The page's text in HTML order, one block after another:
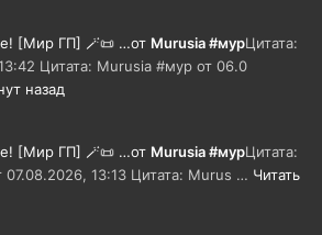
[Мир ГП] 🪄📜 …от Murusia #мурЦитата:
Цитата: Murusia #мур от 06.0
назад
[Мир ГП] 🪄📜 …от Murusia #мурЦитата:
07.08.2026, 13:13 Цитата: Murus … Читать